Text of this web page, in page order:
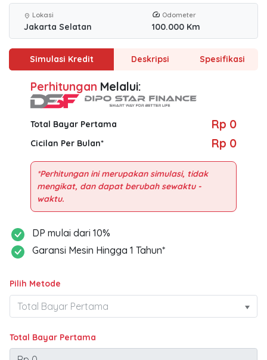
location_on Lokasi
Jakarta Selatan
Odometer
100.000 Km
Simulasi Kredit Deskripsi Spesifikasi
Perhitungan Melalui:
Total Bayar Pertama Rp 0
Cicilan Per Bulan* Rp 0
*Perhitungan ini merupakan simulasi, tidak
mengikat, dan dapat berubah sewaktu -
DP mulai dari 10%
Garansi Mesin Hingga 1 Tahun*
Pilih Metode
Total Bayar Pertama